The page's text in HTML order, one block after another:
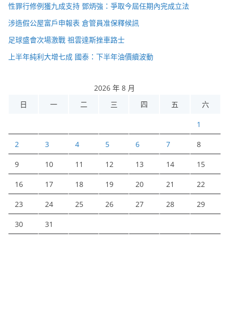
性罪行修例獲九成支持 鄧炳強：爭取今屆任期內完成立法
涉造假公屋富戶申報表 倉管員准保釋候訊
足球盛會次場激戰 祖雲達斯挫車路士
上半年純利大增七成 國泰：下半年油價續波動
2026 年 8 月
日
一 二 三 四 五 六
1
2 3 4 5 6 7 8
9 10 11 12 13 14 15
16 17 18 19 20 21 22
23 24 25 26 27 28 29
30 31